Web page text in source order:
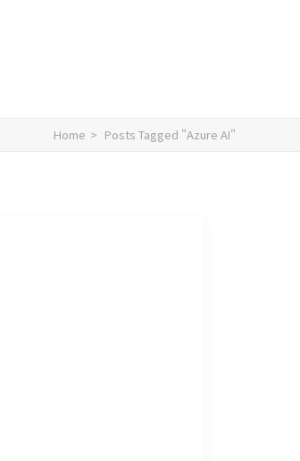
Home Posts Tagged "Azure AI"